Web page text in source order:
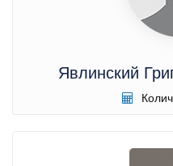
Явлинский